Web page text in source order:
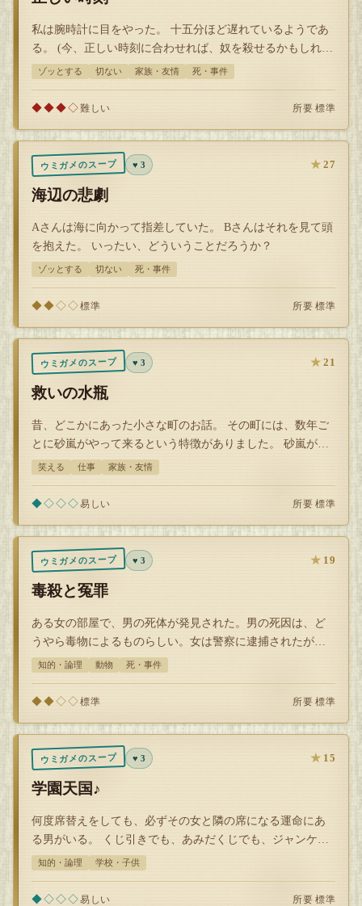
私は腕時計に目をやった。 十五分ほど遅れているようであ
る。 (今、正しい時刻に合わせれば、奴を殺せるかもしれな
い) どういうことかわかるかい…
ゾッとする 切ない 家族・友情 死・事件
◆◆◆◇難しい 所要 標準
ウミガメのスープ ♥ 3 ★ 27
海辺の悲劇
Aさんは海に向かって指差していた。 Bさんはそれを見て頭
を抱えた。 いったい、どういうことだろうか？
ゾッとする 切ない 死・事件
◆◆◇◇標準 所要 標準
ウミガメのスープ ♥ 3 ★ 21
救いの水瓶
昔、どこかにあった小さな町のお話。 その町には、数年ご
とに砂嵐がやって来るという特徴がありました。 砂嵐が来
ると、それから数カ月、生活のあら…
笑える 仕事 家族・友情
◆◇◇◇易しい 所要 標準
ウミガメのスープ ♥ 3 ★ 19
毒殺と冤罪
ある女の部屋で、男の死体が発見された。男の死因は、ど
うやら毒物によるものらしい。女は警察に逮捕されたが、
やがて「男は殺されたのではなく、実は…
知的・論理 動物 死・事件
◆◆◇◇標準 所要 標準
ウミガメのスープ ♥ 3 ★ 15
学園天国♪
何度席替えをしても、必ずその女と隣の席になる運命にあ
る男がいる。 くじ引きでも、あみだくじでも、ジャンケン
で勝った順で決めてもだ。 そんなお…
知的・論理 学校・子供
◆◇◇◇易しい 所要 標準